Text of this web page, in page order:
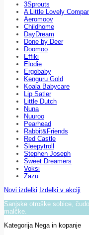
3Sprouts
A Little Lovely
Aeromoov
Childhome
DayDream
Done by Deer
Doomoo
Effiki
Elodie
Ergobaby
Kenguru Gold
Koala Babycare
Lip Satler
Little Dutch
Nuna
Nuuroo
Pearhead
Rabbit&Friends
Red Castle
Sleepytroll
Stephen Joseph
Sweet Dreamers
Voksi
Zazu
Novi izdelki Izdelki v akciji
Sanjske otroške sobice,
malčke.
Kategorija Nega in kopanje